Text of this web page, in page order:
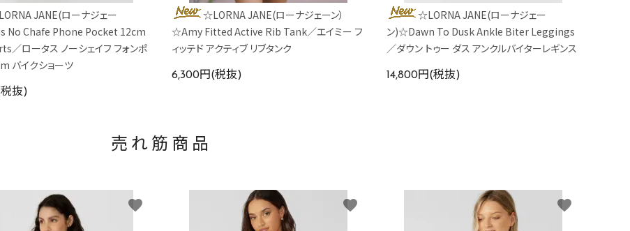
JANE(ローナジェー
No Chafe Phone Pocket 12cm
／ロータス ノーシェイフ フォンポ
バイクショーツ
抜)
☆LORNA JANE(ローナジェーン）
☆Amy Fitted Active Rib Tank／エイミー フ
ィッテド アクティブ リブタンク
6,300円(税抜)
☆LORNA JANE(ローナジェー
ン)☆Dawn To Dusk Ankle Biter Leggings
／ダウン トゥー ダス アンクルバイターレギンス
14,800円(税抜)
売れ筋商品
favorite favorite favorite